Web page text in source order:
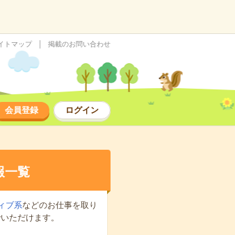
トマップ 掲載のお問い合わせ
会員登録 ログイン
一覧
ブ系などのお仕事を取り
ただけます。